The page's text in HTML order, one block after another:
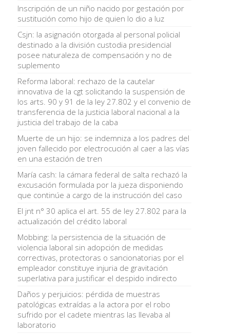
Inscripción de un niño nacido por gestación por
sustitución como hijo de quien lo dio a luz
Csjn: la asignación otorgada al personal policial
destinado a la división custodia presidencial
posee naturaleza de compensación y no de
suplemento
Reforma laboral: rechazo de la cautelar
innovativa de la cgt solicitando la suspensión de
los arts. 90 y 91 de la ley 27.802 y el convenio de
transferencia de la justicia laboral nacional a la
justicia del trabajo de la caba
Muerte de un hijo: se indemniza a los padres del
joven fallecido por electrocución al caer a las vías
en una estación de tren
María cash: la cámara federal de salta rechazó la
excusación formulada por la jueza disponiendo
que continúe a cargo de la instrucción del caso
El jnt n° 30 aplica el art. 55 de ley 27.802 para la
actualización del crédito laboral
Mobbing: la persistencia de la situación de
violencia laboral sin adopción de medidas
correctivas, protectoras o sancionatorias por el
empleador constituye injuria de gravitación
superlativa para justificar el despido indirecto
Daños y perjuicios: pérdida de muestras
patológicas extraídas a la actora por el robo
sufrido por el cadete mientras las llevaba al
laboratorio